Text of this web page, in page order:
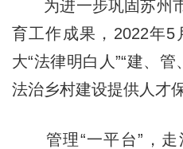
为进一步巩固苏州市
育工作成果，2022年5
大“法律明白人”“建、
法治乡村建设提供人才
管理“一平台”，走